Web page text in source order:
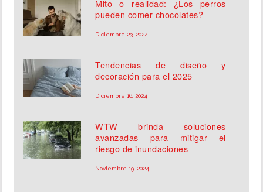
Mito o realidad: ¿Los perros
pueden comer chocolates?
Diciembre 23, 2024
Tendencias de diseño y
decoración para el 2025
Diciembre 16, 2024
WTW brinda soluciones
avanzadas para mitigar el
riesgo de inundaciones
Noviembre 19, 2024